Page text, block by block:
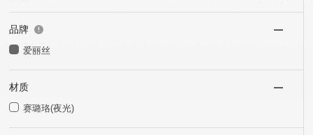
品牌
爱丽丝
材质
赛璐珞(夜光)